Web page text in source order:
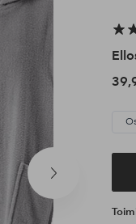
Seuraava